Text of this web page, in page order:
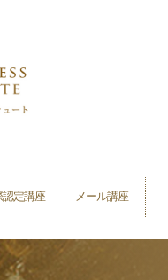
認定講座 メール講座